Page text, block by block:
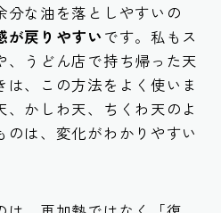
分な油を落としやすいの
が戻りやすい です。私もス
、うどん店で持ち帰った天
、この方法をよく使いま
かしわ天、ちくわ天のよ
のは、変化がわかりやすい